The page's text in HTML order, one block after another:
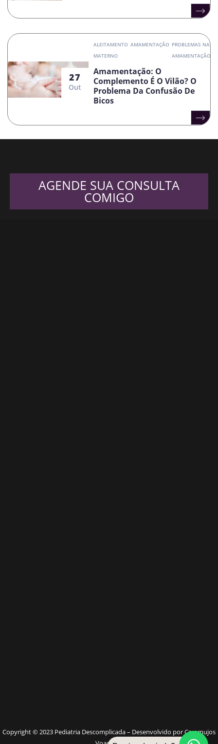
27
Out
ALEITAMENTO
MATERNO
AMAMENTAÇÃO PROBLEMAS NA
AMAMENTAÇÃO
Amamentação: O
Complemento É O Vilão? O
Problema Da Confusão De
Bicos
AGENDE SUA CONSULTA
COMIGO
Copyright © 2023 Pediatria Descomplicada – Desenvolvido por Caramujos
W